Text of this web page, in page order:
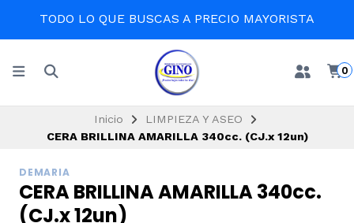
TODO LO QUE BUSCAS A PRECIO MAYORISTA
0
Inicio
LIMPIEZA Y ASEO
CERA BRILLINA AMARILLA 340cc. (CJ.x 12un)
DEMARIA
CERA BRILLINA AMARILLA 340cc.
(CJ.x 12un)